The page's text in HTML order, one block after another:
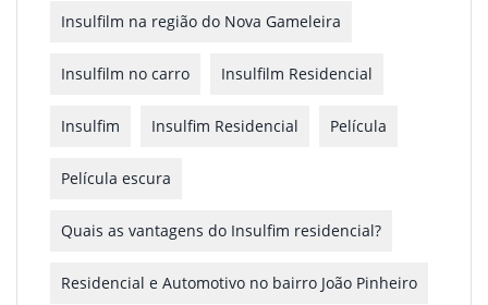
Insulfilm na região do Nova Gameleira
Insulfilm no carro Insulfilm Residencial
Insulfim Insulfim Residencial Película
Película escura
Quais as vantagens do Insulfim residencial?
Residencial e Automotivo no bairro João Pinheiro